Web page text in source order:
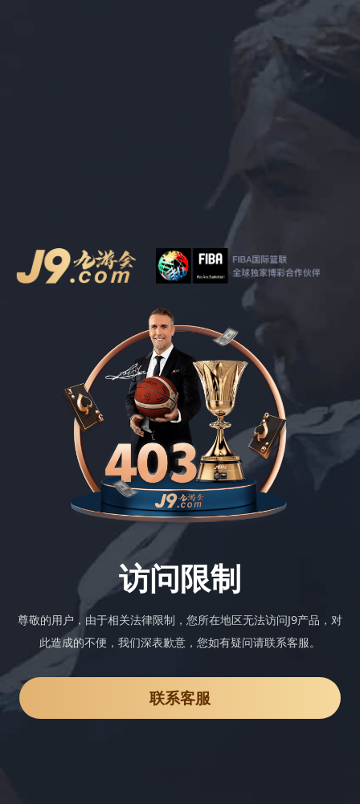
访问限制
尊敬的用户，由于相关法律限制，您所在地区无法访问J9产品，对
此造成的不便，我们深表歉意，您如有疑问请联系客服。
联系客服